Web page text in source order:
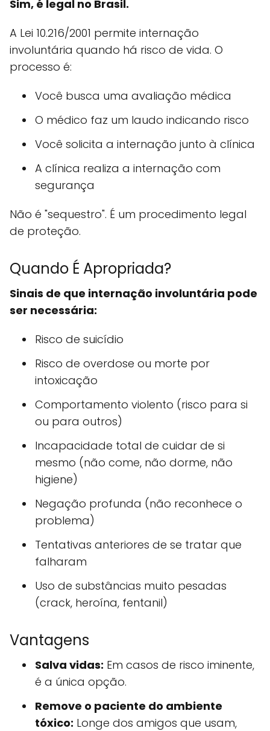
Sim, é legal no Brasil.
A Lei 10.216/2001 permite internação
involuntária quando há risco de vida. O
processo é:
Você busca uma avaliação médica
O médico faz um laudo indicando risco
Você solicita a internação junto à clínica
A clínica realiza a internação com
segurança
Não é "sequestro". É um procedimento legal
de proteção.
Quando É Apropriada?
Sinais de que internação involuntária pode
ser necessária:
Risco de suicídio
Risco de overdose ou morte por
intoxicação
Comportamento violento (risco para si
ou para outros)
Incapacidade total de cuidar de si
mesmo (não come, não dorme, não
higiene)
Negação profunda (não reconhece o
problema)
Tentativas anteriores de se tratar que
falharam
Uso de substâncias muito pesadas
(crack, heroína, fentanil)
Vantagens
Salva vidas: Em casos de risco iminente,
é a única opção.
Remove o paciente do ambiente
tóxico: Longe dos amigos que usam,